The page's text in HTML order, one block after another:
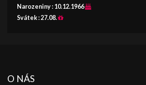
Narozeniny : 10.12.1966
Svátek :27.08.
O NÁS